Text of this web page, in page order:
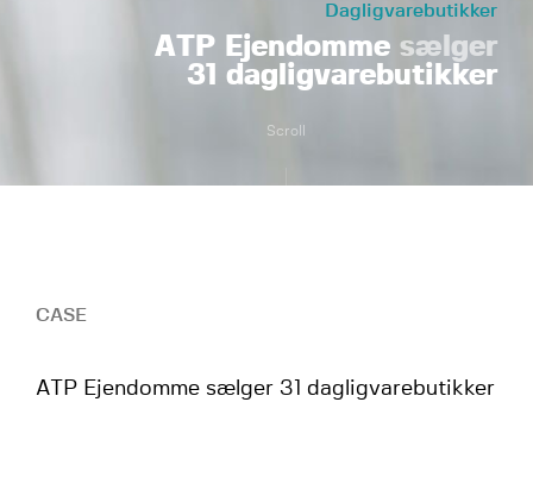
Dagligvarebutikker
ATP Ejendomme sælger
31 dagligvarebutikker
Scroll
CASE
ATP Ejendomme sælger 31 dagligvarebutikker